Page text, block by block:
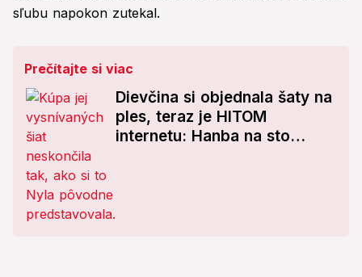
sľubu napokon zutekal.
Prečítajte si viac
Dievčina si objednala šaty na
ples, teraz je HITOM
internetu: Hanba na sto